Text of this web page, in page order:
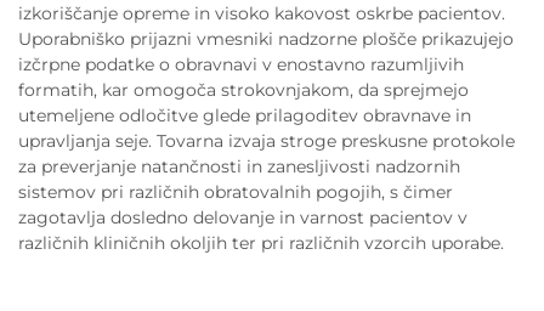
izkoriščanje opreme in visoko kakovost oskrbe pacientov.
Uporabniško prijazni vmesniki nadzorne plošče prikazujejo
izčrpne podatke o obravnavi v enostavno razumljivih
formatih, kar omogoča strokovnjakom, da sprejmejo
utemeljene odločitve glede prilagoditev obravnave in
upravljanja seje. Tovarna izvaja stroge preskusne protokole
za preverjanje natančnosti in zanesljivosti nadzornih
sistemov pri različnih obratovalnih pogojih, s čimer
zagotavlja dosledno delovanje in varnost pacientov v
različnih kliničnih okoljih ter pri različnih vzorcih uporabe.